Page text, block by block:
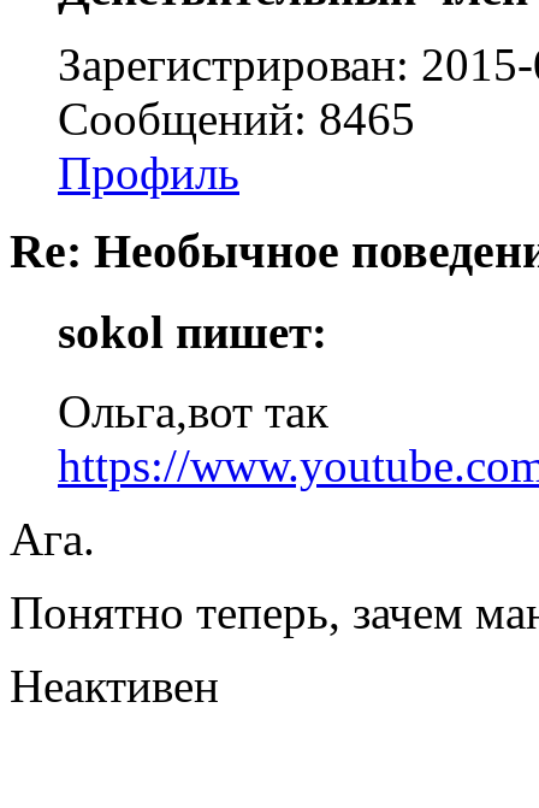
Зарегистрирован:
Сообщений: 8465
Профиль
Re: Необычное
sokol пишет:
Ольга,вот так
https://
Ага.
Понятно теперь, зачем
Неактивен